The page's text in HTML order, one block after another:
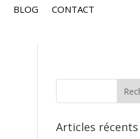
BLOG CONTACT
Articles récents